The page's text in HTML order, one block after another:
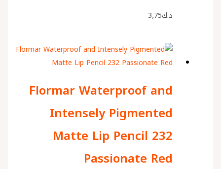
د.ك3٫75
Flormar Waterproof and
Intensely Pigmented
Matte Lip Pencil 232
Passionate Red